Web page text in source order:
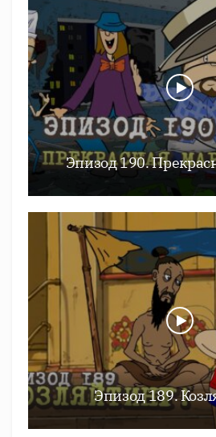
Эпизод 190.
Эпизод 189.